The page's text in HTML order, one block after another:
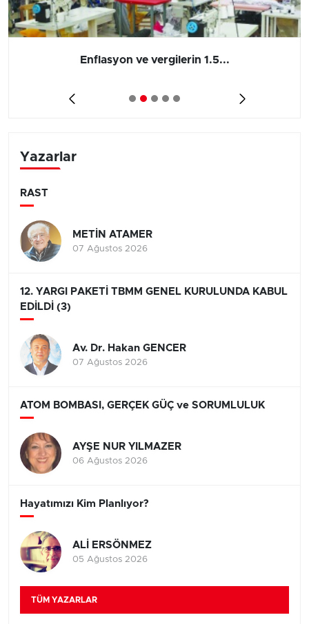
Enflasyon ve vergilerin 1.5...
Yazarlar
RAST
METİN ATAMER
07 Ağustos 2026
12. YARGI PAKETİ TBMM GENEL KURULUNDA KABUL
EDİLDİ (3)
Av. Dr. Hakan GENCER
07 Ağustos 2026
ATOM BOMBASI, GERÇEK GÜÇ ve SORUMLULUK
AYŞE NUR YILMAZER
06 Ağustos 2026
Hayatımızı Kim Planlıyor?
ALİ ERSÖNMEZ
05 Ağustos 2026
TÜM YAZARLAR